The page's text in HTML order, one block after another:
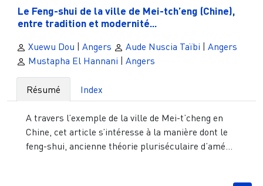
Le Feng-shui de la ville de Mei-tch’eng (Chine),
entre tradition et modernité...
Xuewu Dou | Angers Aude Nuscia Taïbi | Angers
Mustapha El Hannani | Angers
Résumé Index
A travers l’exemple de la ville de Mei-t’cheng en
Chine, cet article s’intéresse à la manière dont le
feng-shui, ancienne théorie pluriséculaire d’amé...